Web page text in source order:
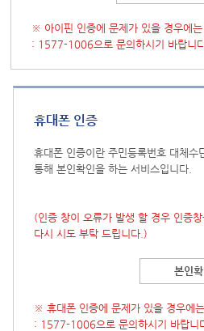
※ 아이핀 인증에 문제가 있을 경우에
: 1577-1006으로 문의하시기 바랍니
휴대폰 인증
휴대폰 인증이란 주민등록번호 대체수
통해 본인확인을 하는 서비스입니다.
(인증 창이 오류가 발생 할 경우 인증
다시 시도 부탁 드립니다.)
본인
※ 휴대폰 인증에 문제가 있을 경우에
: 1577-1006으로 문의하시기 바랍니